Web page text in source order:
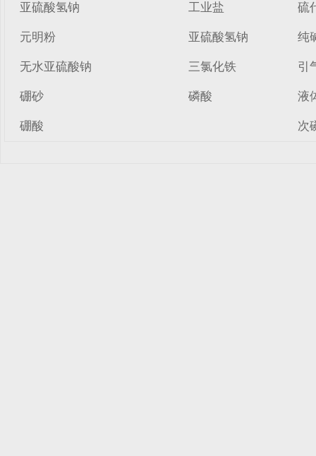
亚硫酸氢钠
元明粉
无水亚硫酸钠
硼砂
硼酸
工业盐
亚硫酸氢钠
三氯化铁
磷酸
硫
纯
引
液
次